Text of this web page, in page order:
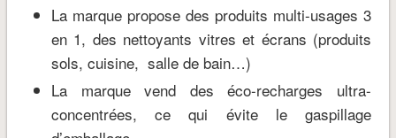
La marque propose des produits multi-usages 3
en 1, des nettoyants vitres et écrans (produits
sols, cuisine, salle de bain…)
La marque vend des éco-recharges ultra-
concentrées, ce qui évite le gaspillage